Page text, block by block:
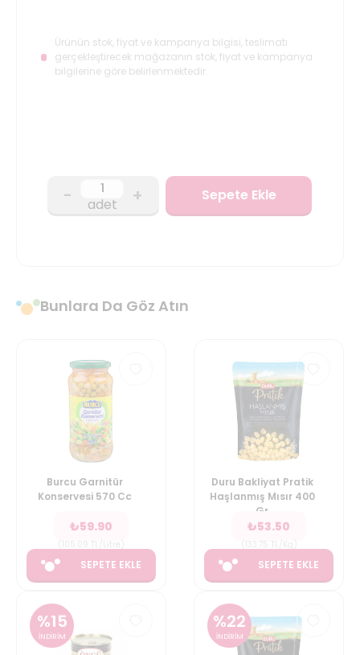
Ürünün stok, fiyat ve kampanya bilgisi, teslimatı
gerçekleştirecek mağazanın stok, fiyat ve kampanya
bilgilerine göre belirlenmektedir.
- adet + Sepete Ekle
Bunlara Da Göz Atın
Burcu Garnitür
Konservesi 570 Cc
₺59.90
SEPETE EKLE
Duru Bakliyat Pratik
Haşlanmış Mısır 400
Gr
₺53.50
SEPETE EKLE
%15
İNDİRİM
%22
İNDİRİM